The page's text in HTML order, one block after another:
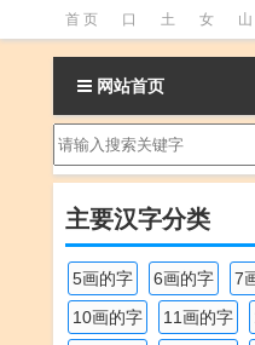
首 页 口 土 女 山
氵 火 王 石 竹
阝 魚
网站首页
主要汉字分类
5画的字 6画的字 7
10画的字
11画的字